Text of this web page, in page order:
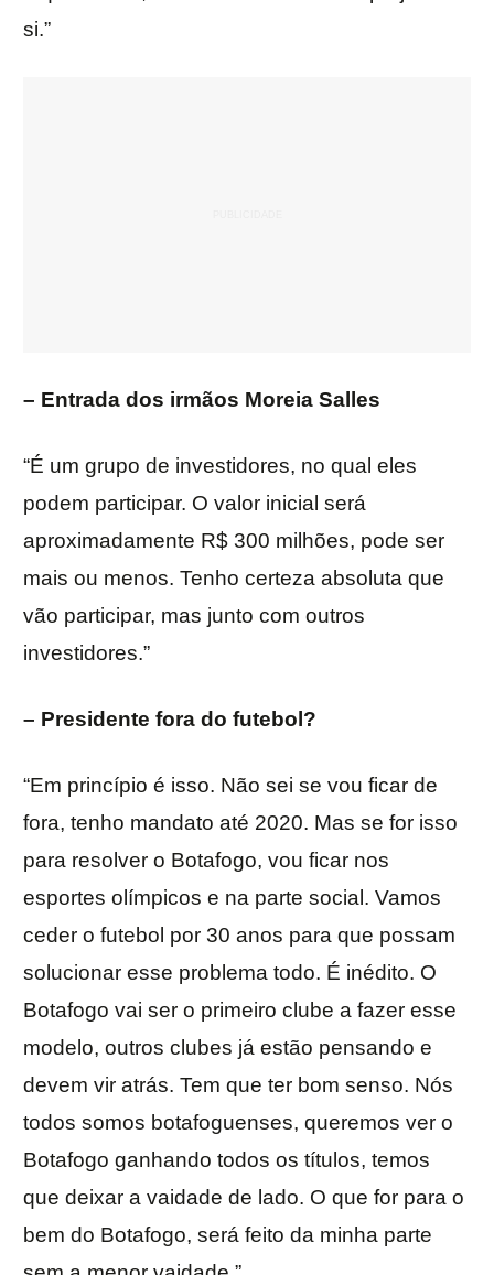
si.”
– Entrada dos irmãos Moreia Salles
“É um grupo de investidores, no qual eles
podem participar. O valor inicial será
aproximadamente R$ 300 milhões, pode ser
mais ou menos. Tenho certeza absoluta que
vão participar, mas junto com outros
investidores.”
– Presidente fora do futebol?
“Em princípio é isso. Não sei se vou ficar de
fora, tenho mandato até 2020. Mas se for isso
para resolver o Botafogo, vou ficar nos
esportes olímpicos e na parte social. Vamos
ceder o futebol por 30 anos para que possam
solucionar esse problema todo. É inédito. O
Botafogo vai ser o primeiro clube a fazer esse
modelo, outros clubes já estão pensando e
devem vir atrás. Tem que ter bom senso. Nós
todos somos botafoguenses, queremos ver o
Botafogo ganhando todos os títulos, temos
que deixar a vaidade de lado. O que for para o
bem do Botafogo, será feito da minha parte